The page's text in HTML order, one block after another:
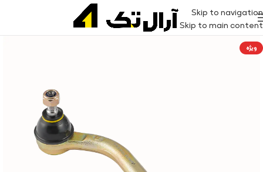
Skip to navigation
Skip to main content
ویژه